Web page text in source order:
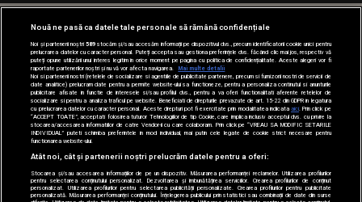
Nouă ne pasă ca datele tale personale să rămână confidențiale
Noi și partenerii noștri589stocăm și/sau accesăm informații pe dispozitivul dvs., precum identificatorii cookie unici pentru
prelucrarea datelor cu caracter personal. Puteți accepta sau gestiona preferințele dvs. făcând clic mai jos, respectiv vă
puteți opune utilizării unui interes legitim în orice moment pe pagina cu politica de confidențialitate. Aceste alegeri vor fi
raportate partenerilor noștri și nu vă vor afecta navigarea.
Mai multe detalii
Noi si partenerii nostri (retelele de socializare si agentiile de publicitate partenere, precum si furnizorii nostri de servicii de
date analitice) prelucram date pentru a permite website-ului sa functioneze, pentru a personaliza continutul si anunturile
publicitare afisate in functie de interesele si/sau profilul dvs., pentru a va oferi functionalitati aferente retelelor de
socializare si pentru a analiza traficul pe website. Beneficiati de drepturile prevazute de art. 15-22 din GDPR in legatura
cu prelucrarea datelor cu caracter personal. Aceste drepturi pot fi exercitate prin modalitatea indicataaici . Prin click pe
“ACCEPT TOATE”, acceptati folosirea tuturor Tehnologiilor de tip Cookie, care implica inclusiv acceptul dvs. cu privire la
stocarea/accesarea informatiilor de catre Vendor-ii cu care colaboram. Prin click pe “VREAU SA MODIFIC SETARILE
INDIVIDUAL” puteti schimba preferintele in mod individual, mai putin cele legate de cookie strict necesare pentru
functionarea website-ului.
Atât noi, cât și partenerii noștri prelucrăm datele pentru a oferi:
Stocarea și/sau accesarea informațiilor de pe un dispozitiv. Măsurarea performanței reclamelor. Utilizarea profilurilor
pentru selectarea conținutului personalizat. Dezvoltarea și îmbunătățirea serviciilor. Crearea profilurilor de conținut
personalizat. Utilizarea profilurilor pentru selectarea publicității personalizate. Crearea profilurilor pentru publicitate
personalizată. Măsurarea performanței conținutului. Înțelegerea publicului prin statistici sau combinații de date din surse